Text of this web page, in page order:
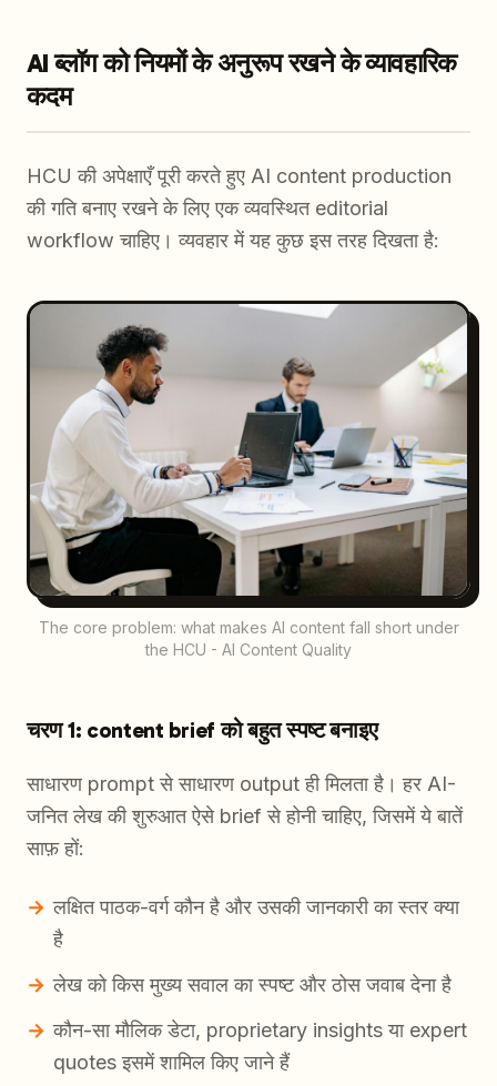
AI ब्लॉग को नियमों के अनुरूप रखने के व्यावहारिक
कदम
HCU की अपेक्षाएँ पूरी करते हुए AI content production
की गति बनाए रखने के लिए एक व्यवस्थित editorial
workflow चाहिए। व्यवहार में यह कुछ इस तरह दिखता है:
The core problem: what makes AI content fall short under
the HCU - AI Content Quality
चरण 1: content brief को बहुत स्पष्ट बनाइए
साधारण prompt से साधारण output ही मिलता है। हर AI-
जनित लेख की शुरुआत ऐसे brief से होनी चाहिए, जिसमें ये बातें
साफ़ हों:
लक्षित पाठक-वर्ग कौन है और उसकी जानकारी का स्तर क्या
है
लेख को किस मुख्य सवाल का स्पष्ट और ठोस जवाब देना है
कौन-सा मौलिक डेटा, proprietary insights या expert
quotes इसमें शामिल किए जाने हैं